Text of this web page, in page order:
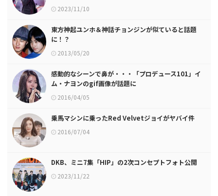
2023/11/10
東方神起ユンホ＆神話チョンジンが似ていると話題
に！？
2013/05/20
感動的なシーンで鼻が・・・「プロデュース101」イ
ム・ナヨンのgif画像が話題に
2016/04/05
乗馬マシンに乗ったRed Velvetジョイがヤバイ件
2016/07/04
DKB、ミニ7集「HIP」の2次コンセプトフォト公開
2023/11/22